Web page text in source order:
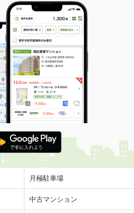
宮城県宮城郡利府町青葉台１丁目
156.32m²
298.82m²
５
3,490万円
宮城県仙台市青葉区中山５
113.85m²
165.63m²
田１
750万円
宮城県仙台市太白区人来田１
鳥２
月極駐車場
中古マンション